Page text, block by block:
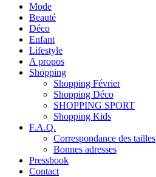
Mode
Beauté
Déco
Enfant
Lifestyle
A propos
Shopping
Shopping Février
Shopping Déco
SHOPPING SPORT
Shopping Kids
F.A.Q.
Correspondance des tailles
Bonnes adresses
Pressbook
Contact